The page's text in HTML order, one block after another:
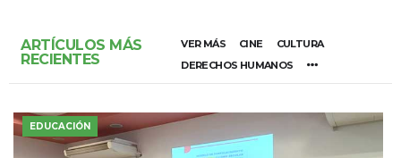
ARTÍCULOS MÁS
RECIENTES
VER MÁS CINE
CULTURA
DERECHOS HUMANOS
EDUCACIÓN